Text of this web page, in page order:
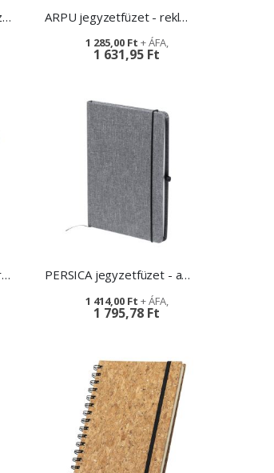
MAAMORA A5 jegyzetfüzet - emblémázással ARPU jegyzetfüzet - reklámtárgy logóval
1 631,95 Ft
1 285,00 Ft
GENNAR jegyzetfüzet - reklámtárgy PERSICA jegyzetfüzet - ajándéktárgy cégeknek
1 795,78 Ft
1 414,00 Ft